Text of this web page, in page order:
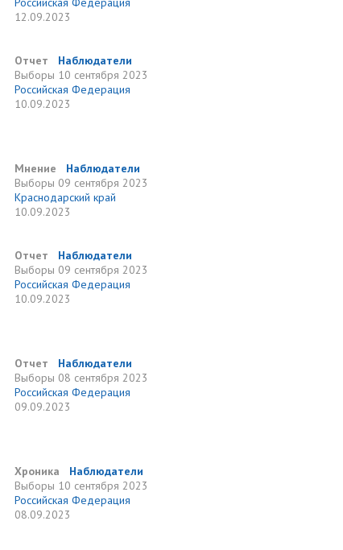
12.09.2023
Отчет
Наблюдатели
Выборы 10 сентября 2023
Российская Федерация
10.09.2023
Мнение
Наблюдатели
Выборы 09 сентября 2023
Краснодарский край
10.09.2023
Отчет
Наблюдатели
Выборы 09 сентября 2023
Российская Федерация
10.09.2023
Отчет
Наблюдатели
Выборы 08 сентября 2023
Российская Федерация
09.09.2023
Хроника
Наблюдатели
Выборы 10 сентября 2023
Российская Федерация
08.09.2023